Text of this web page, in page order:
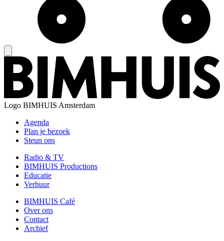
Logo BIMHUIS Amsterdam
Agenda
Plan je bezoek
Steun ons
Radio & TV
BIMHUIS Productions
Educatie
Verhuur
BIMHUIS Café
Over ons
Contact
Archief